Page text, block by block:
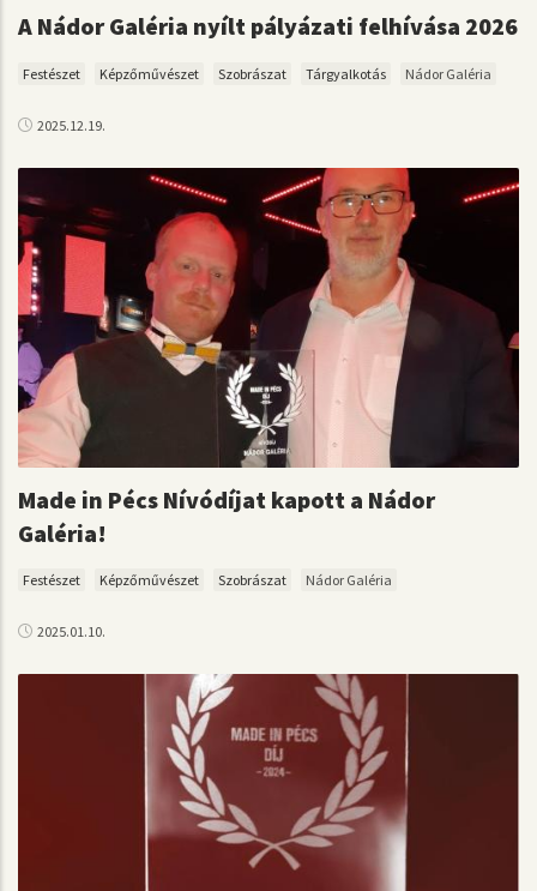
A Nádor Galéria nyílt pályázati felhívása 2026
Festészet Képzőművészet Szobrászat Tárgyalkotás Nádor Galéria
2025.12.19.
Made in Pécs Nívódíjat kapott a Nádor
Galéria!
Festészet Képzőművészet Szobrászat Nádor Galéria
2025.01.10.